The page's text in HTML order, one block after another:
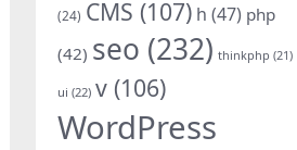
(24) CMS (107) h (47) php
(42) seo (232) thinkphp (21)
ui (22) v (106)
WordPress